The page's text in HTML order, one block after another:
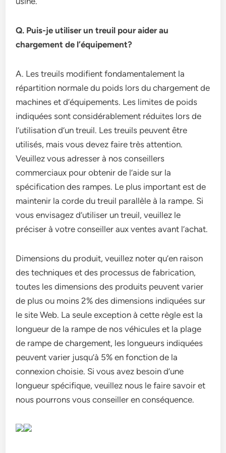
Q. Puis-je utiliser un treuil pour aider au
chargement de l’équipement?
A. Les treuils modifient fondamentalement la
répartition normale du poids lors du chargement de
machines et d’équipements. Les limites de poids
indiquées sont considérablement réduites lors de
l’utilisation d’un treuil. Les treuils peuvent être
utilisés, mais vous devez faire très attention.
Veuillez vous adresser à nos conseillers
commerciaux pour obtenir de l’aide sur la
spécification des rampes. Le plus important est de
maintenir la corde du treuil parallèle à la rampe. Si
vous envisagez d’utiliser un treuil, veuillez le
préciser à votre conseiller aux ventes avant l’achat.
Dimensions du produit, veuillez noter qu’en raison
des techniques et des processus de fabrication,
toutes les dimensions des produits peuvent varier
de plus ou moins 2% des dimensions indiquées sur
le site Web. La seule exception à cette règle est la
longueur de la rampe de nos véhicules et la plage
de rampe de chargement, les longueurs indiquées
peuvent varier jusqu’à 5% en fonction de la
connexion choisie. Si vous avez besoin d’une
longueur spécifique, veuillez nous le faire savoir et
nous pourrons vous conseiller en conséquence.